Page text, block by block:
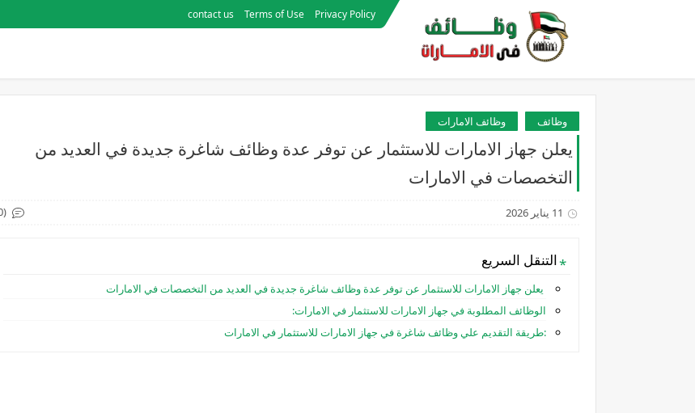
Privacy Policy
Terms of Use
contact us
وظائف وظائف الامارات
يعلن جهاز الامارات للاستثمار عن توفر عدة وظائف شاغرة جديدة في العديد من
التخصصات في الامارات
11 يناير 2026 (0)
التنقل السريع
يعلن جهاز الامارات للاستثمار عن توفر عدة وظائف شاغرة جديدة في العديد من التخصصات في الامارات
الوظائف المطلوبة في جهاز الامارات للاستثمار في الامارات:
:طريقة التقديم علي وظائف شاغرة في جهاز الامارات للاستثمار في الامارات